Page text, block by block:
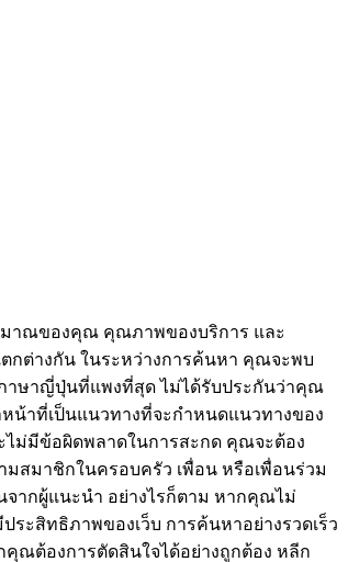
มาณของคุณ คุณภาพของบริการ และ
กต่างกัน ในระหว่างการค้นหา คุณจะพบ
าษาญี่ปุ่นที่แพงที่สุด ไม่ได้รับประกันว่าคุณ
น้าที่เป็นแนวทางที่จะกำหนดแนวทางของ
ม่มีข้อผิดพลาดในการสะกด คุณจะต้อง
สมาชิกในครอบครัว เพื่อน หรือเพื่อนร่วม
ากผู้แนะนำ อย่างไรก็ตาม หากคุณไม่
ะสิทธิภาพของเว็บ การค้นหาอย่างรวดเร็ว
คุณต้องการตัดสินใจได้อย่างถูกต้อง หลีก